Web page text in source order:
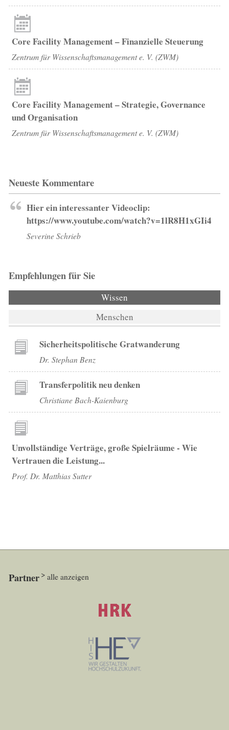
Core Facility Management – Finanzielle Steuerung
Zentrum für Wissenschaftsmanagement e. V. (ZWM)
Core Facility Management – Strategie, Governance
und Organisation
Zentrum für Wissenschaftsmanagement e. V. (ZWM)
Neueste Kommentare
Hier ein interessanter Videoclip:
https://www.youtube.com/watch?v=1lR8H1xGIi4
Severine Schrieb
Empfehlungen für Sie
Wissen
Menschen
Sicherheitspolitische Gratwanderung
Dr. Stephan Benz
Transferpolitik neu denken
Christiane Bach-Kaienburg
Unvollständige Verträge, große Spielräume - Wie
Vertrauen die Leistung...
Prof. Dr. Matthias Sutter
Partner alle anzeigen